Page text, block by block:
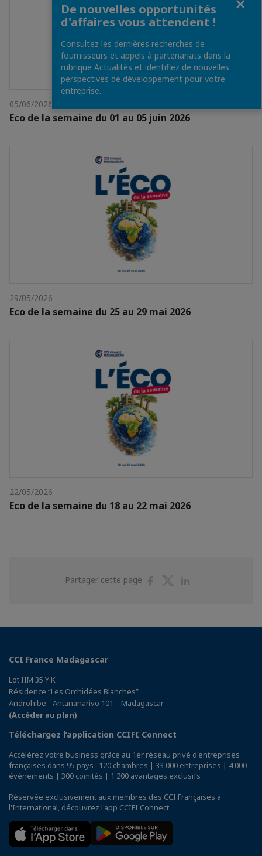
05/06/2026
Eco de la semaine du 01 au 05 juin 2026
29/05/2026
Eco de la semaine du 25 au 29 mai 2026
22/05/2026
Eco de la semaine du 18 au 22 mai 2026
Partager cette page
PartagerPartager
CCI France Madagascar
Lot IIM 35 Y K
Résidence “Les Orchidées Blanches”
Androhibe - Antananarivo 101 – Madagascar
(Accéder au plan)
Téléchargez l’application CCIFI Connect
Accélérez votre business grâce au 1er réseau privé d'entreprises
françaises dans 95 pays : 120 chambres | 33 000 entreprises | 4 000
événements | 300 comités | 1 200 avantages exclusifs
Réservée exclusivement aux membres des CCI Françaises à
l'International, découvrez l'app CCIFI Connect.
De nouvelles opportunités
d'affaires vous attendent !
Consultez les dernières recherches de
fournisseurs et appels à partenariats dans la
rubrique Actualités et identifiez de nouvelles
perspectives de développement pour votre
entreprise.